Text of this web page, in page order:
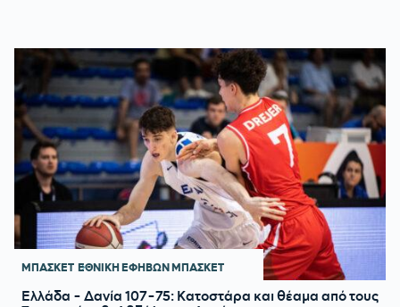
ΜΠΑΣΚΕΤ ΕΘΝΙΚΗ ΕΦΗΒΩΝ ΜΠΑΣΚΕΤ
Ελλάδα - Δανία 107-75: Κατοστάρα και θέαμα από τους